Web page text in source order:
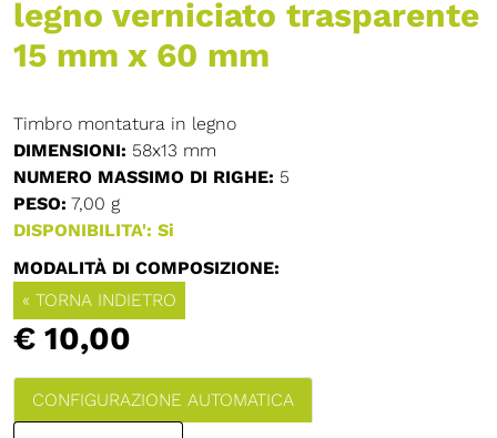
legno verniciato trasparente
15 mm x 60 mm
Timbro montatura in legno
DIMENSIONI: 58x13 mm
NUMERO MASSIMO DI RIGHE: 5
PESO: 7,00 g
DISPONIBILITA': Si
MODALITÀ DI COMPOSIZIONE:
« TORNA INDIETRO
€ 10,00
CONFIGURAZIONE AUTOMATICA